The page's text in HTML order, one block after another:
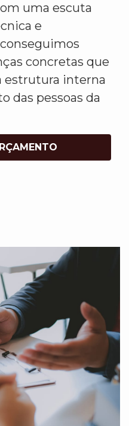
uma escuta
e
concretas que
estrutura interna
das pessoas da